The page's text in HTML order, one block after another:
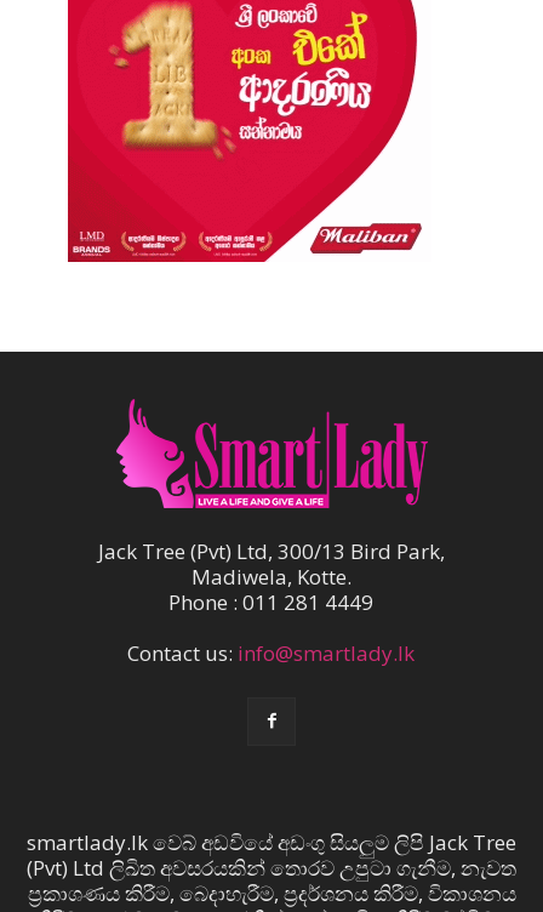
Jack Tree (Pvt) Ltd, 300/13 Bird Park,
Madiwela, Kotte.
Phone : 011 281 4449
Contact us: info@smartlady.lk
smartlady.lk වෙබ් අඩවියේ අඩංගු සියලුම ලිපි Jack Tree
(Pvt) Ltd ලිඛිත අවසරයකින් තොරව උපුටා ගැනීම, නැවත
ප්‍රකාශණය කිරීම, බෙදාහැරීම, ප්‍රදර්ශනය කිරීම, විකාශනය